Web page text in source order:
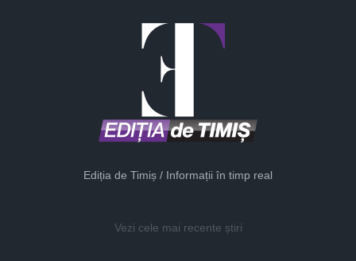
Ediția de Timiș / Informații în timp real
Vezi cele mai recente știri